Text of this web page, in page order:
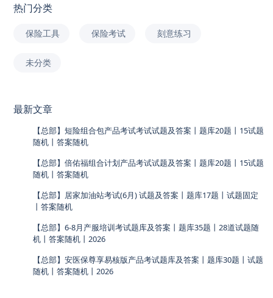
热门分类
保险工具 保险考试 刻意练习
未分类
最新文章
【总部】短险组合包产品考试考试试题及答案丨题库20题丨15试题
随机丨答案随机
【总部】倍佑福组合计划产品考试试题及答案丨题库20题丨15试题
随机丨答案随机
【总部】居家加油站考试(6月) 试题及答案丨题库17题丨试题固定
丨答案随机
【总部】6-8月产服培训考试题库及答案丨题库35题丨28道试题随
机丨答案随机丨2026
【总部】安医保尊享易核版产品考试题库及答案丨题库30题丨试题
随机丨答案随机丨2026